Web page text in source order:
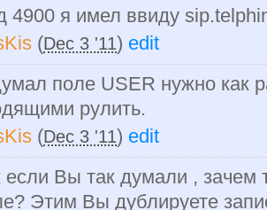
4900 я имел ввиду
(Dec 3 '11) edit
поле USER нужно как
рулить.
(Dec 3 '11) edit
если Вы так думали , зачем
Этим Вы дублируете